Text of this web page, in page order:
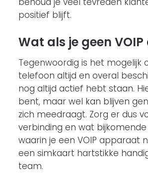
positief blijft.
Wat als je geen
Tegenwoordig is het mogelijk
telefoon altijd en overal
nog altijd actief hebt staan.
bent, maar wel kan blijven
zich meedraagt. Zorg er dus
verbinding en wat
waarin je een VOIP apparaat
een simkaart hartstikke
team.